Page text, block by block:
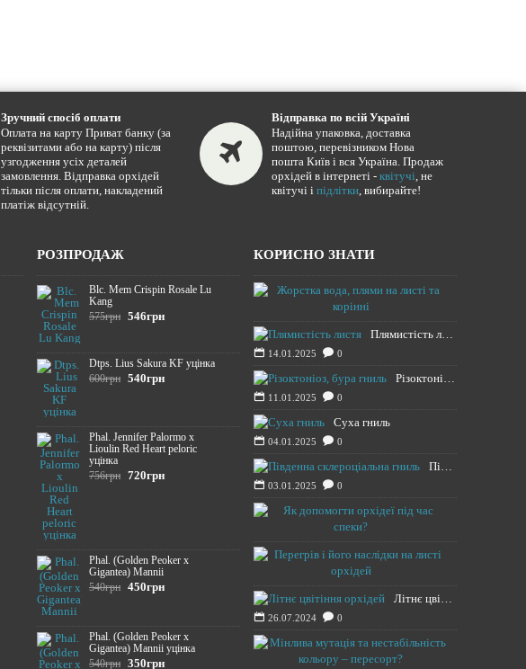
Зручний спосіб оплати
Оплата на карту Приват банку (за
реквізитами або на карту) після
узгодження усіх деталей
замовлення. Відправка орхідей
тільки після оплати, накладений
платіж відсутній.
Відправка по всій Україні
Надійна упаковка, доставка
поштою, перевізником Нова
пошта Київ і вся Україна. Продаж
орхідей в інтернеті - квітучі, не
квітучі і підлітки, вибирайте!
РОЗПРОДАЖ
Blc. Mem Crispin Rosale Lu
Kang
575грн 546грн
Dtps. Lius Sakura KF уцінка
600грн 540грн
Phal. Jennifer Palormo x
Lioulin Red Heart peloric
уцінка
756грн 720грн
Phal. (Golden Peoker x
Gigantea) Mannii
540грн 450грн
Phal. (Golden Peoker x
Gigantea) Mannii уцінка
540грн 350грн
КОРИСНО ЗНАТИ
Плямистість листя
14.01.2025 0
Різоктоніоз, бура гниль
11.01.2025 0
Суха гниль
04.01.2025 0
Південна склероціальна гниль
03.01.2025 0
Літнє цвітіння орхідей
26.07.2024 0